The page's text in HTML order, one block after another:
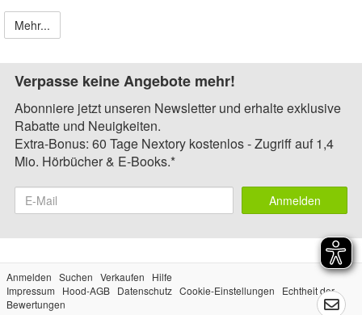
Mehr...
Verpasse keine Angebote mehr!
Abonniere jetzt unseren Newsletter und erhalte exklusive
Rabatte und Neuigkeiten.
Extra-Bonus: 60 Tage Nextory kostenlos - Zugriff auf 1,4
Mio. Hörbücher & E-Books.*
Anmelden
Anmelden Suchen Verkaufen
Hilfe
Impressum
Hood-AGB Datenschutz Cookie-Einstellungen
Echtheit der
Bewertungen